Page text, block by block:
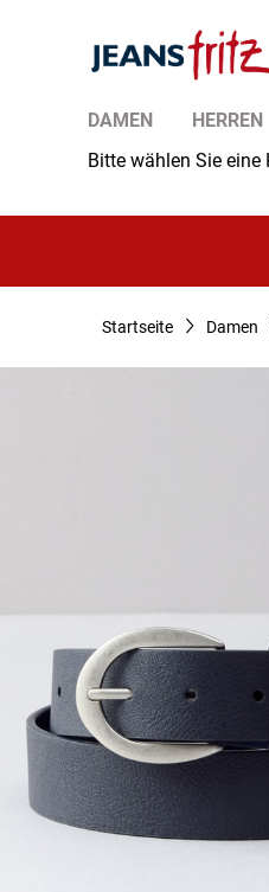
DAMEN
HERREN
Bitte wählen Sie eine
Startseite Damen